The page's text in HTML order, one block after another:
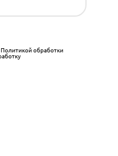
Политикой обработки